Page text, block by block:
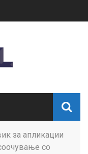
за апликации
со